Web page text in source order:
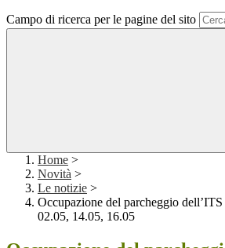
Campo di ricerca per le pagine del sito
Home >
Novità >
Le notizie >
Occupazione del parcheggio
02.05, 14.05, 16.05